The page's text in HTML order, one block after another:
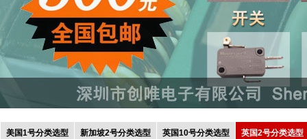
美国1号分类选型 新加坡2号分类选型 英国10号分类选型 英国2号分类选型